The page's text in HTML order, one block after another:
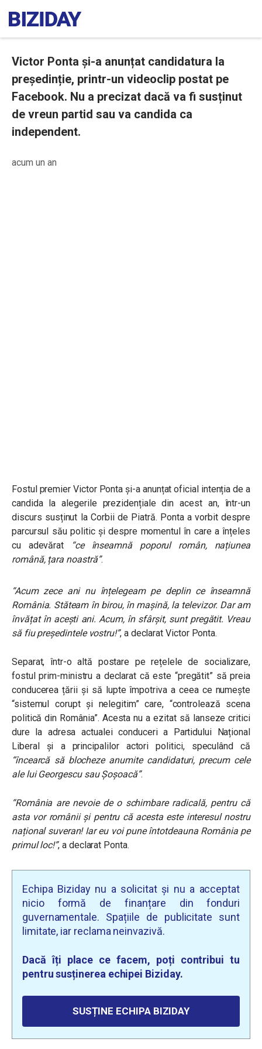
Victor Ponta și-a anunțat candidatura la
președinție, printr-un videoclip postat pe
Facebook. Nu a precizat dacă va fi susținut
de vreun partid sau va candida ca
independent.
acum un an
Fostul premier Victor Ponta și-a anunțat oficial intenția de a
candida la alegerile prezidențiale din acest an, într-un
discurs susținut la Corbii de Piatră. Ponta a vorbit despre
parcursul său politic și despre momentul în care a înțeles
cu adevărat
“ce înseamnă poporul român, națiunea
română, țara noastră”.
“Acum zece ani nu înțelegeam pe deplin ce înseamnă
România. Stăteam în birou, în mașină, la televizor. Dar am
învățat în acești ani. Acum, în sfârșit, sunt pregătit. Vreau
să fiu președintele vostru!”, a declarat Victor Ponta.
Separat, într-o altă postare pe rețelele de socializare,
fostul prim-ministru a declarat că este “pregătit” să preia
conducerea țării și să lupte împotriva a ceea ce numește
“sistemul corupt și nelegitim” care, “controlează scena
politică din România”. Acesta nu a ezitat să lanseze critici
dure la adresa actualei conduceri a Partidului Național
Liberal și a principalilor actori politici, speculând că
“încearcă să blocheze anumite candidaturi, precum cele
ale lui Georgescu sau Șoșoacă”.
“România are nevoie de o schimbare radicală, pentru că
asta vor românii și pentru că acesta este interesul nostru
național suveran! Iar eu voi pune întotdeauna România pe
primul loc!”, a declarat Ponta.
Echipa Biziday nu a solicitat și nu a acceptat
nicio formă de finanțare din fonduri
guvernamentale. Spațiile de publicitate sunt
limitate, iar reclama neinvazivă.
Dacă îți place ce facem, poți contribui tu
pentru susținerea echipei Biziday.
SUSȚINE ECHIPA BIZIDAY